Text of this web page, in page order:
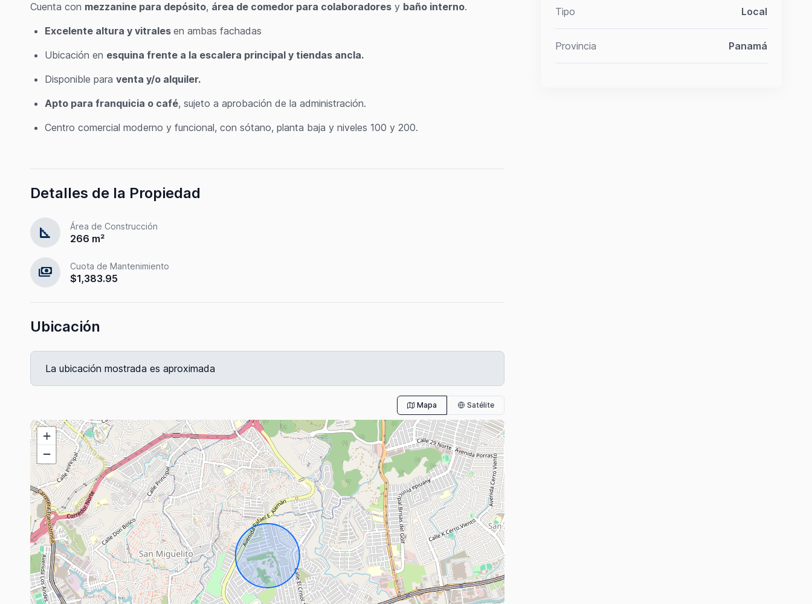
Cuenta con mezzanine para depósito, área de comedor para colaboradoresy baño interno.
Excelente altura y vitrales en ambas fachadas
Ubicación en esquina frente a la escalera principal y tiendas ancla.
Disponible para venta y/o alquiler.
Apto para franquicia o café, sujeto a aprobación de la administración.
Centro comercial moderno y funcional, con sótano, planta baja y niveles 100 y 200.
Detalles de la Propiedad
square_foot Área de Construcción
266 m²
payments Cuota de Mantenimiento
$1,383.95
Ubicación
La ubicación mostrada es aproximada
Mapa Satélite
+
−
Tipo Local
Provincia Panamá